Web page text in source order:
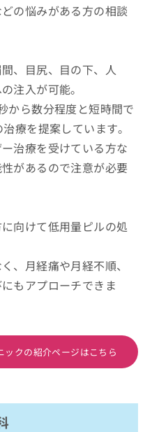
の悩みがある方の相談
、目尻、目の下、人
注入が可能。
から数分程度と短時間で
療を提案しています。
治療を受けている方な
があるので注意が必要
向けて低用量ピルの処
、月経痛や月経不順、
もアプローチできま
クの紹介ページはこちら